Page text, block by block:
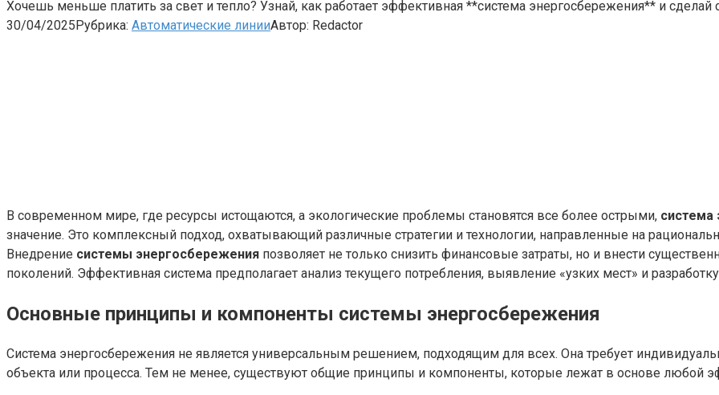
Хочешь меньше платить за свет и тепло? Узнай, как работает эффективная **система энергосбережения** и
30/04/2025Рубрика: Автоматические линииАвтор: Redactor
В современном мире, где ресурсы истощаются, а экологические проблемы становятся все более острыми, система
значение. Это комплексный подход, охватывающий различные стратегии и технологии, направленные на
Внедрение системы энергосбережения позволяет не только снизить финансовые затраты, но и внести
поколений. Эффективная система предполагает анализ текущего потребления, выявление «узких мест» и
Основные принципы и компоненты системы энергосбережения
Система энергосбережения не является универсальным решением, подходящим для всех. Она требует
объекта или процесса. Тем не менее, существуют общие принципы и компоненты, которые лежат в основе любой